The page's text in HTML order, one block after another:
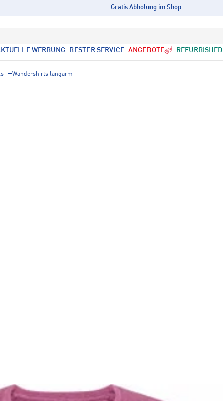
Gratis Abholung im Shop
WERBUNG BESTER SERVICE ANGEBOTE REFURBISHED
Wandershirts langarm